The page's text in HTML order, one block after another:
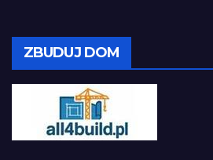
ZBUDUJ DOM